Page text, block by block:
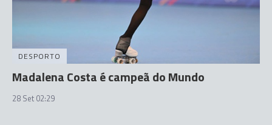
DESPORTO
Madalena Costa é campeã do Mundo
28 Set 02:29